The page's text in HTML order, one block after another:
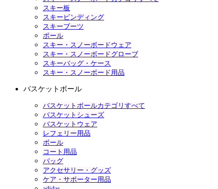
スキー板
スキービンディング
スキーブーツ
ポール
スキー・スノーボードウェア
スキー・スノーボードグローブ
スキーバッグ・ケース
スキー・スノーボード用品
バスケットボール
バスケットボールカテゴリすべて
バスケットシューズ
バスケットウェア
レフェリー用品
ボール
コート用品
バッグ
アクセサリー・グッズ
ケア・サポーター用品